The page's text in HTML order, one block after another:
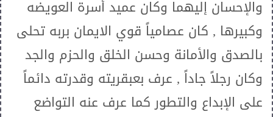
والإحسان إليهما وكان عميد أسرة العويضه
وكبيرها , كان عصامياً قوي الايمان بربه تحلى
بالصدق والأمانة وحسن الخلق والحزم والجد
وكان رجلاً جاداً , عرف بعبقريته وقدرته دائماً
على الإبداع والتطور كما عرف عنه التواضع